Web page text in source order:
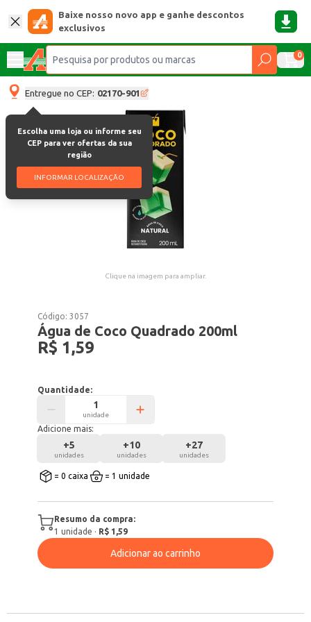
Baixe nosso novo app e ganhe descontos
exclusivos
0
Entregue no CEP: 02170-901
Escolha uma loja ou informe seu
CEP para ver ofertas da sua
região
INFORMAR LOCALIZAÇÃO
Clique na imagem para ampliar.
Código:3057
Água de Coco Quadrado 200ml
R$ 1,59
Quantidade:
unidade
Adicione mais:
+5
unidades
+10
unidades
+27
unidades
= 0 caixa = 1 unidade
Resumo da compra:
1 unidade · R$ 1,59
Adicionar ao carrinho